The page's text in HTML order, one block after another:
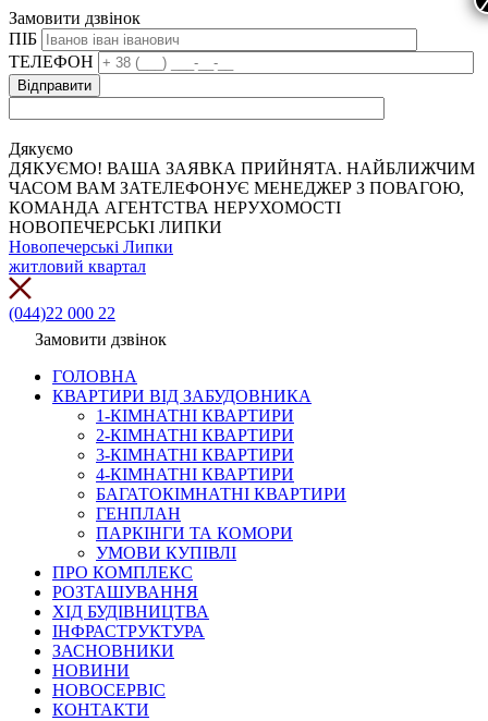
Замовити дзвінок
ПІБ
ТЕЛЕФОН
Дякуємо
ДЯКУЄМО! ВАША ЗАЯВКА ПРИЙНЯТА. НАЙБЛИЖЧИМ
ЧАСОМ ВАМ ЗАТЕЛЕФОНУЄ МЕНЕДЖЕР З ПОВАГОЮ,
КОМАНДА АГЕНТСТВА НЕРУХОМОСТІ
НОВОПЕЧЕРСЬКІ ЛИПКИ
Новопечерські Липки
житловий квартал
(044)22 000 22
Замовити дзвінок
ГОЛОВНА
КВАРТИРИ ВІД ЗАБУДОВНИКА
1-КІМНАТНІ КВАРТИРИ
2-КІМНАТНІ КВАРТИРИ
3-КІМНАТНІ КВАРТИРИ
4-КІМНАТНІ КВАРТИРИ
БАГАТОКІМНАТНІ КВАРТИРИ
ГЕНПЛАН
ПАРКІНГИ ТА КОМОРИ
УМОВИ КУПІВЛІ
ПРО КОМПЛЕКС
РОЗТАШУВАННЯ
ХІД БУДІВНИЦТВА
ІНФРАСТРУКТУРА
ЗАСНОВНИКИ
НОВИНИ
НОВОСЕРВІС
КОНТАКТИ